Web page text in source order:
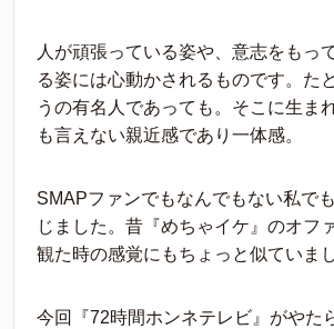
人が頑張っている姿や、意志をもっ
る姿には心動かされるものです。た
うの有名人であっても。そこに生ま
も言えない親近感であり一体感。
SMAPファンでもなんでもない私で
じました。昔『めちゃイケ』のオフ
観た時の感覚にもちょっと似ていま
今回『72時間ホンネテレビ』がやた